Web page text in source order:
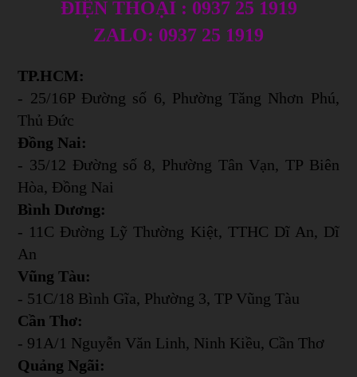
ĐIỆN THOẠI : 0937 25 1919
ZALO: 0937 25 1919
TP.HCM:
- 25/16P Đường số 6, Phường Tăng Nhơn Phú,
Thủ Đức
Đồng Nai:
- 35/12 Đường số 8, Phường Tân Vạn, TP Biên
Hòa, Đồng Nai
Bình Dương:
- 11C Đường Lỹ Thường Kiệt, TTHC Dĩ An, Dĩ
An
Vũng Tàu:
- 51C/18 Bình Gĩa, Phường 3, TP Vũng Tàu
Cần Thơ:
- 91A/1 Nguyễn Văn Linh, Ninh Kiều, Cần Thơ
Quảng Ngãi: